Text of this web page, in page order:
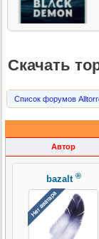
Скачать
Список форумов
Автор
bazalt ®